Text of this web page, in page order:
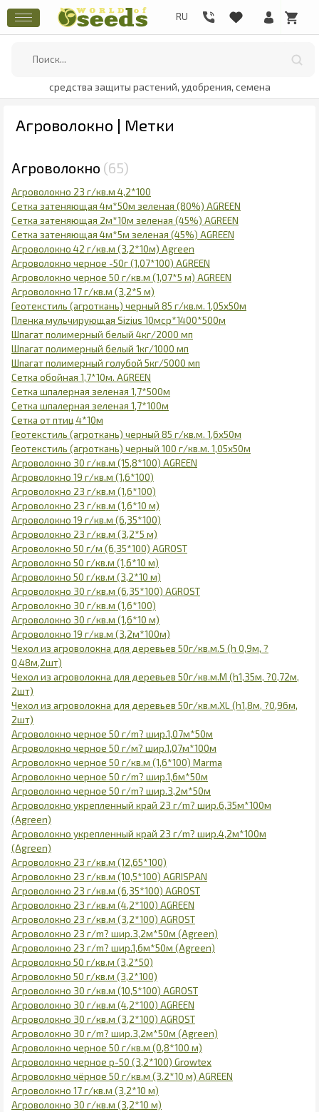
средства защиты растений, удобрения, семена
Агроволокно | Метки
Агроволокно 65
Агроволокно 23 г/кв.м 4,2*100
Сетка затеняющая 4м*50м зеленая (80%) AGREEN
Сетка затеняющая 2м*10м зеленая (45%) AGREEN
Сетка затеняющая 4м*5м зеленая (45%) AGREEN
Агроволокно 42 г/кв.м (3,2*10м) Agreen
Агроволокно черное -50г (1,07*100) AGREEN
Агроволокно черное 50 г/кв.м (1,07*5 м) AGREEN
Агроволокно 17 г/кв.м (3,2*5 м)
Геотекстиль (агроткань) черный 85 г/кв.м. 1,05х50м
Пленка мульчирующая Sizius 10мср*1400*500м
Шпагат полимерный белый 4кг/2000 мп
Шпагат полимерный белый 1кг/1000 мп
Шпагат полимерный голубой 5кг/5000 мп
Сетка обойная 1,7*10м. AGREEN
Сетка шпалерная зеленая 1,7*500м
Сетка шпалерная зеленая 1,7*100м
Сетка от птиц 4*10м
Геотекстиль (агроткань) черный 85 г/кв.м. 1,6х50м
Геотекстиль (агроткань) черный 100 г/кв.м. 1,05х50м
Агроволокно 30 г/кв.м (15,8*100) AGREEN
Агроволокно 19 г/кв.м (1,6*100)
Агроволокно 23 г/кв.м (1,6*100)
Агроволокно 23 г/кв.м (1,6*10 м)
Агроволокно 19 г/кв.м (6,35*100)
Агроволокно 23 г/кв.м (3,2*5 м)
Агроволокно 50 г/м (6,35*100) AGROST
Агроволокно 50 г/кв.м (1,6*10 м)
Агроволокно 50 г/кв.м (3,2*10 м)
Агроволокно 30 г/кв.м (6,35*100) AGROST
Агроволокно 30 г/кв.м (1,6*100)
Агроволокно 30 г/кв.м (1,6*10 м)
Агроволокно 19 г/кв.м (3,2м*100м)
Чехол из агроволокна для деревьев 50г/кв.м.S (h 0,9м, ?
0,48м,2шт)
Чехол из агроволокна для деревьев 50г/кв.м.М (h1,35м, ?0,72м,
2шт)
Чехол из агроволокна для деревьев 50г/кв.м.XL (h1,8м, ?0,96м,
2шт)
Агроволокно черное 50 г/m? шир.1,07м*50м
Агроволокно черное 50 г/м? шир.1,07м*100м
Агроволокно черное 50 г/кв.м (1,6*100) Marma
Агроволокно черное 50 г/m? шир.1,6м*50м
Агроволокно черное 50 г/m? шир.3,2м*50м
Агроволокно укрепленный край 23 г/m? шир.6,35м*100м
(Agreen)
Агроволокно укрепленный край 23 г/m? шир.4,2м*100м
(Agreen)
Агроволокно 23 г/кв.м (12,65*100)
Агроволокно 23 г/кв.м (10,5*100) AGRISPAN
Агроволокно 23 г/кв.м (6,35*100) AGROST
Агроволокно 23 г/кв.м (4,2*100) AGREEN
Агроволокно 23 г/кв.м (3,2*100) AGROST
Агроволокно 23 г/m? шир.3,2м*50м (Agreen)
Агроволокно 23 г/m? шир.1,6м*50м (Agreen)
Агроволокно 50 г/кв.м (3,2*50)
Агроволокно 50 г/кв.м (3,2*100)
Агроволокно 30 г/кв.м (10,5*100) AGROST
Агроволокно 30 г/кв.м (4,2*100) AGREEN
Агроволокно 30 г/кв.м (3,2*100) AGROST
Агроволокно 30 г/m? шир.3,2м*50м (Agreen)
Агроволокно черное 50 г/кв.м (0,8*100 м)
Агроволокно черное р-50 (3,2*100) Growtex
Агроволокно чёрное 50 г/кв.м (3.2*10 м) AGREEN
Агроволокно 17 г/кв.м (3,2*10 м)
Агроволокно 30 г/кв.м (3,2*10 м)